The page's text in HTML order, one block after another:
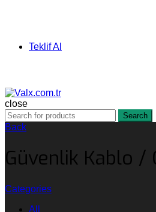
Teklif Al
close
Search
Back
Güvenlik Kablo /
Categories
All